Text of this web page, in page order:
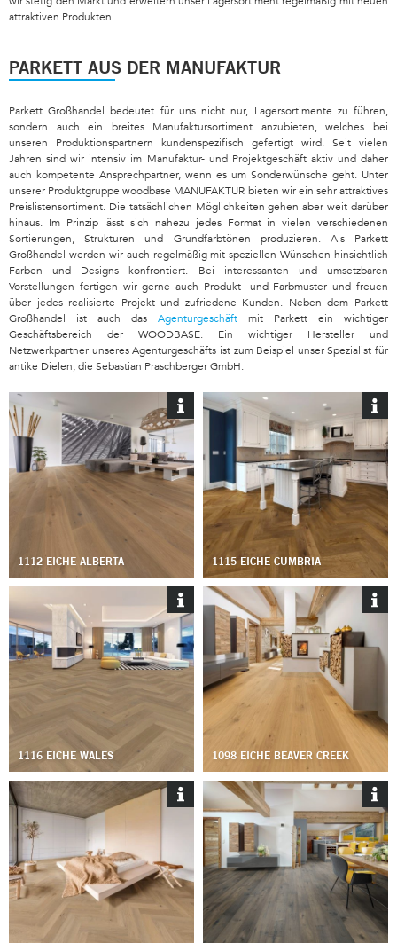
attraktiven Produkten.
PARKETT AUS DER MANUFAKTUR
Parkett Großhandel bedeutet für uns nicht nur, Lagersortimente zu führen,
sondern auch ein breites Manufaktursortiment anzubieten, welches bei
unseren Produktionspartnern kundenspezifisch gefertigt wird. Seit vielen
Jahren sind wir intensiv im Manufaktur- und Projektgeschäft aktiv und daher
auch kompetente Ansprechpartner, wenn es um Sonderwünsche geht. Unter
unserer Produktgruppe woodbase MANUFAKTUR bieten wir ein sehr attraktives
Preislistensortiment. Die tatsächlichen Möglichkeiten gehen aber weit darüber
hinaus. Im Prinzip lässt sich nahezu jedes Format in vielen verschiedenen
Sortierungen, Strukturen und Grundfarbtönen produzieren. Als Parkett
Großhandel werden wir auch regelmäßig mit speziellen Wünschen hinsichtlich
Farben und Designs konfrontiert. Bei interessanten und umsetzbaren
Vorstellungen fertigen wir gerne auch Produkt- und Farbmuster und freuen
über jedes realisierte Projekt und zufriedene Kunden. Neben dem Parkett
Großhandel ist auch das Agenturgeschäft mit Parkett ein wichtiger
Geschäftsbereich der WOODBASE. Ein wichtiger Hersteller und
Netzwerkpartner unseres Agenturgeschäfts ist zum Beispiel unser Spezialist für
antike Dielen, die Sebastian Praschberger GmbH.
1112 EICHE ALBERTA 1115 EICHE CUMBRIA
1116 EICHE WALES 1098 EICHE BEAVER CREEK